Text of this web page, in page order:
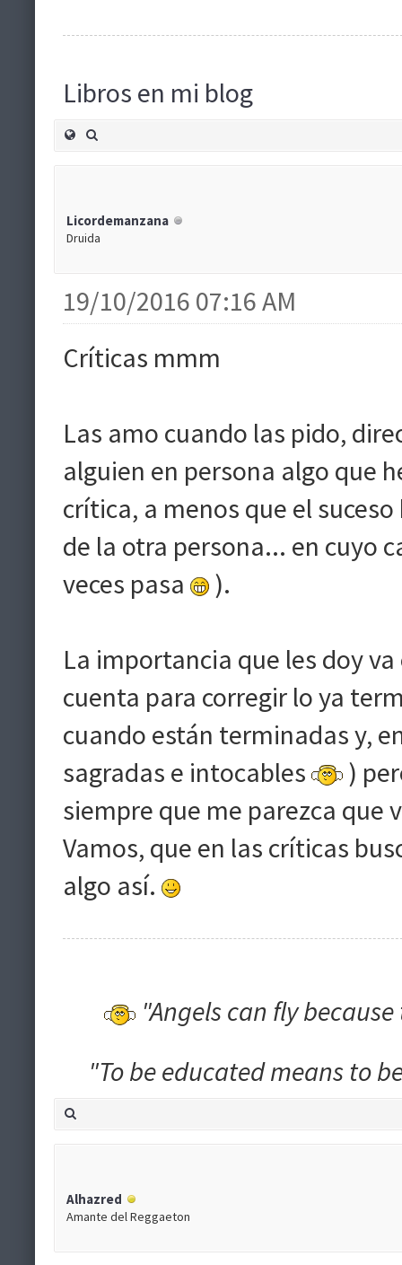
Libros en mi blog
Licordemanzana
Druida
19/10/2016 07:16 AM
Críticas mmm
Las amo cuando las pido,
alguien en persona algo que
crítica, a menos que el
de la otra persona... en cuyo
veces pasa
).
La importancia que les doy
cuenta para corregir lo ya
cuando están terminadas y,
sagradas e intocables
)
siempre que me parezca que
Vamos, que en las críticas
algo así.
"Angels can fly
"To be educated means to
Alhazred
Amante del Reggaeton